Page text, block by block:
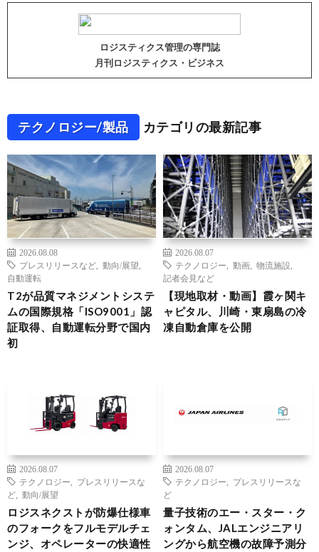
ロジスティクス管理の専門誌
月刊ロジスティクス・ビジネス
テクノロジー/製品 カテゴリの最新記事
2026.08.08
プレスリリースなど
動向/展望
自動運転
T2が品質マネジメントシステ
ムの国際規格「ISO9001」認
証取得、自動運転分野で国内
初
2026.08.07
テクノロジー
動画 物流施設
記者会見など
【現地取材・動画】霞ヶ関キ
ャピタル、川崎・東扇島の冷
凍自動倉庫を公開
2026.08.07
テクノロジー
プレスリリースな
ど
動向/展望
ロジスネクストが防爆仕様車
のフォークをフルモデルチェ
ンジ、オペレーターの快適性
2026.08.07
テクノロジー
プレスリリースな
ど
量子技術のエー・スター・ク
ォンタム、JALエンジニアリ
ングから航空機の故障予測分